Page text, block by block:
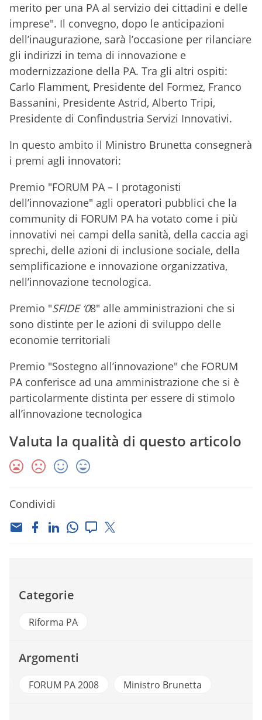
merito per una PA al servizio dei cittadini e delle
imprese". Il convegno, dopo le anticipazioni
dell’inaugurazione, sarà l’occasione per rilanciare
gli indirizzi in tema di innovazione e
modernizzazione della PA. Tra gli altri ospiti:
Carlo Flamment, Presidente del Formez, Franco
Bassanini, Presidente Astrid, Alberto Tripi,
Presidente di Confindustria Servizi Innovativi.
In questo ambito il Ministro Brunetta consegnerà
i premi agli innovatori:
Premio "FORUM PA – I protagonisti
dell’innovazione" agli operatori pubblici che la
community di FORUM PA ha votato come i più
innovativi nei campi della sanità, della caccia agi
sprechi, delle azioni di inclusione sociale, della
semplificazione e innovazione organizzativa,
nell’innovazione tecnologica.
Premio "SFIDE ‘08" alle amministrazioni che si
sono distinte per le azioni di sviluppo delle
economie territoriali
Premio "Sostegno all’innovazione" che FORUM
PA conferisce ad una amministrazione che si è
particolarmente distinta per essere di stimolo
all’innovazione tecnologica
Valuta la qualità di questo articolo
Condividi
Categorie
Riforma PA
Argomenti
FORUM PA 2008 Ministro Brunetta